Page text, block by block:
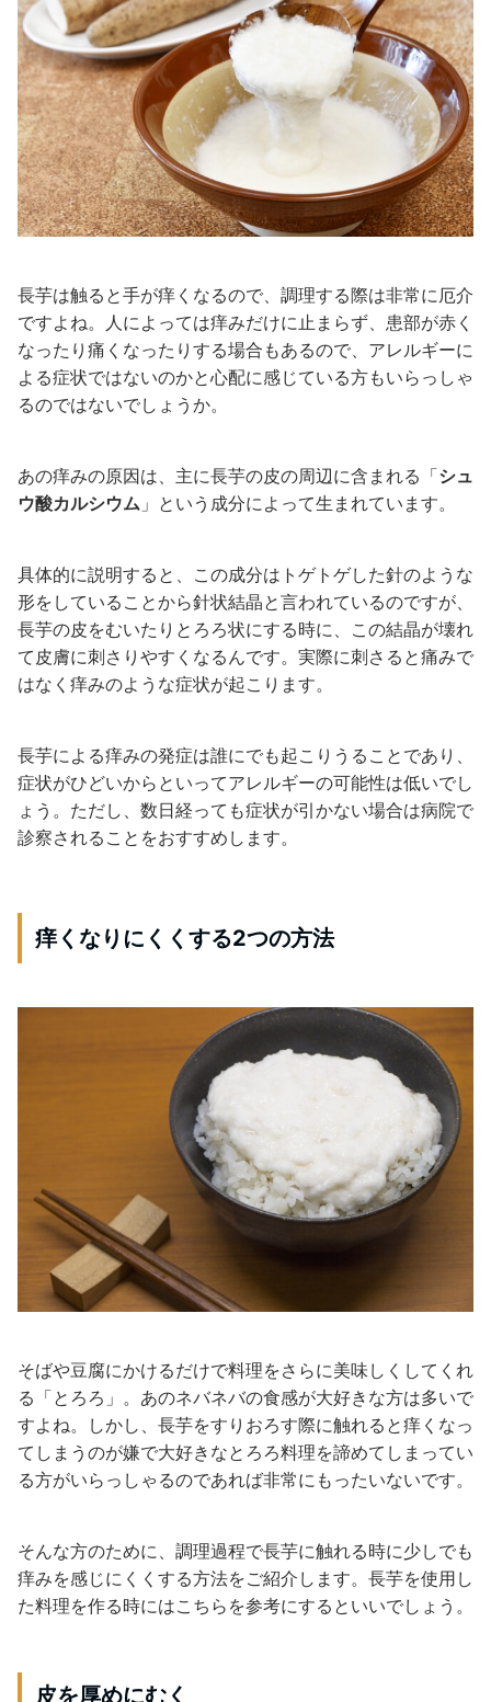
長芋は触ると手が痒くなるので、調理する際は非常に厄介
ですよね。人によっては痒みだけに止まらず、患部が赤く
なったり痛くなったりする場合もあるので、アレルギーに
よる症状ではないのかと心配に感じている方もいらっしゃ
るのではないでしょうか。
あの痒みの原因は、主に長芋の皮の周辺に含まれる「シュ
ウ酸カルシウム 」という成分によって生まれています。
具体的に説明すると、この成分はトゲトゲした針のような
形をしていることから針状結晶と言われているのですが、
長芋の皮をむいたりとろろ状にする時に、この結晶が壊れ
て皮膚に刺さりやすくなるんです。実際に刺さると痛みで
はなく痒みのような症状が起こります。
長芋による痒みの発症は誰にでも起こりうることであり、
症状がひどいからといってアレルギーの可能性は低いでし
ょう。ただし、数日経っても症状が引かない場合は病院で
診察されることをおすすめします。
痒くなりにくくする2つの方法
そばや豆腐にかけるだけで料理をさらに美味しくしてくれ
る「とろろ」。あのネバネバの食感が大好きな方は多いで
すよね。しかし、長芋をすりおろす際に触れると痒くなっ
てしまうのが嫌で大好きなとろろ料理を諦めてしまってい
る方がいらっしゃるのであれば非常にもったいないです。
そんな方のために、調理過程で長芋に触れる時に少しでも
痒みを感じにくくする方法をご紹介します。長芋を使用し
た料理を作る時にはこちらを参考にするといいでしょう。
皮を厚めにむく